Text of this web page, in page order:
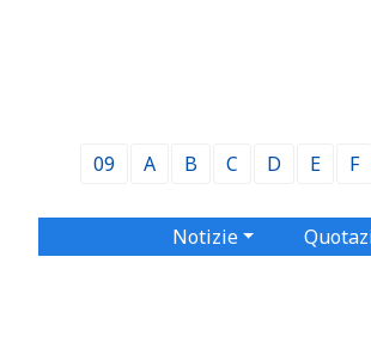
09 A B C D E F
Notizie